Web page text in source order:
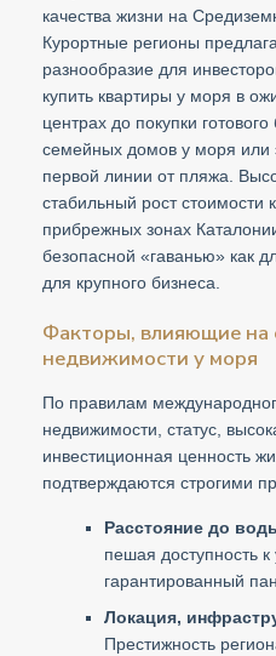
качества жизни на
Курортные регионы
разнообразие для
купить квартиры у моря в
центрах до покупки
семейных домов у моря или
первой линии от пляжа.
стабильный рост стоимости
прибрежных зонах
безопасной «гаванью» как
для крупного бизнеса.
Факторы, влияющие на
недвижимости у моря
По правилам
недвижимости, статус,
инвестиционная ценность
подтверждаются строгими
Расстояние до
пешая доступность
гарантированный
Локация,
Престижность